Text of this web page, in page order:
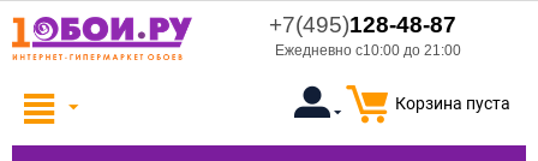
+7(495)128-48-87
Ежедневно с10:00 до 21:00
Корзина пуста